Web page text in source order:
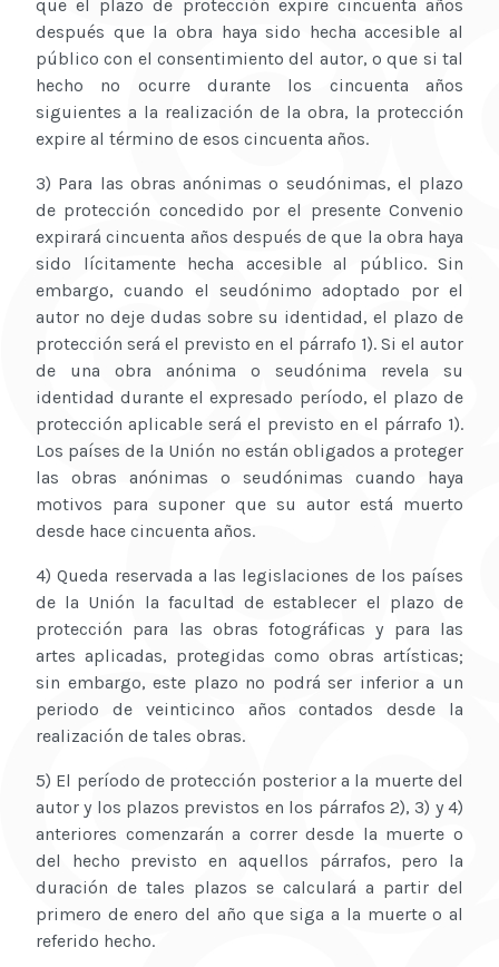
que el plazo de protección expire cincuenta años
después que la obra haya sido hecha accesible al
público con el consentimiento del autor, o que si tal
hecho no ocurre durante los cincuenta años
siguientes a la realización de la obra, la protección
expire al término de esos cincuenta años.
3) Para las obras anónimas o seudónimas, el plazo
de protección concedido por el presente Convenio
expirará cincuenta años después de que la obra haya
sido lícitamente hecha accesible al público. Sin
embargo, cuando el seudónimo adoptado por el
autor no deje dudas sobre su identidad, el plazo de
protección será el previsto en el párrafo 1). Si el autor
de una obra anónima o seudónima revela su
identidad durante el expresado período, el plazo de
protección aplicable será el previsto en el párrafo 1).
Los países de la Unión no están obligados a proteger
las obras anónimas o seudónimas cuando haya
motivos para suponer que su autor está muerto
desde hace cincuenta años.
4) Queda reservada a las legislaciones de los países
de la Unión la facultad de establecer el plazo de
protección para las obras fotográficas y para las
artes aplicadas, protegidas como obras artísticas;
sin embargo, este plazo no podrá ser inferior a un
periodo de veinticinco años contados desde la
realización de tales obras.
5) El período de protección posterior a la muerte del
autor y los plazos previstos en los párrafos 2), 3) y 4)
anteriores comenzarán a correr desde la muerte o
del hecho previsto en aquellos párrafos, pero la
duración de tales plazos se calculará a partir del
primero de enero del año que siga a la muerte o al
referido hecho.